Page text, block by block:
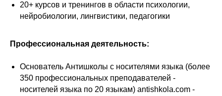
20+ курсов и тренингов в области психологии,
нейробиологии, лингвистики, педагогики
Профессиональная деятельность:
Основатель Антишколы с носителями языка (более
350 профессиональных преподавателей -
носителей языка по 20 языкам) antishkola.com -